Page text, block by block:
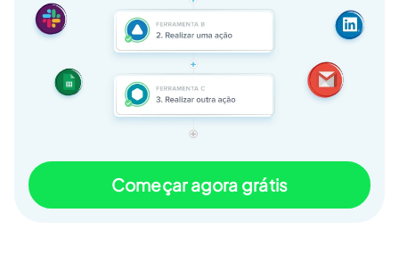
Começar agora grátis